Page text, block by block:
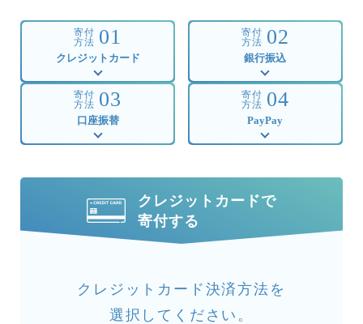
寄付
方法 01
クレジットカード
寄付
方法 02
銀行振込
寄付
方法 03
口座振替
寄付
方法 04
PayPay
クレジットカードで
寄付する
クレジットカード決済方法を
選択してください。